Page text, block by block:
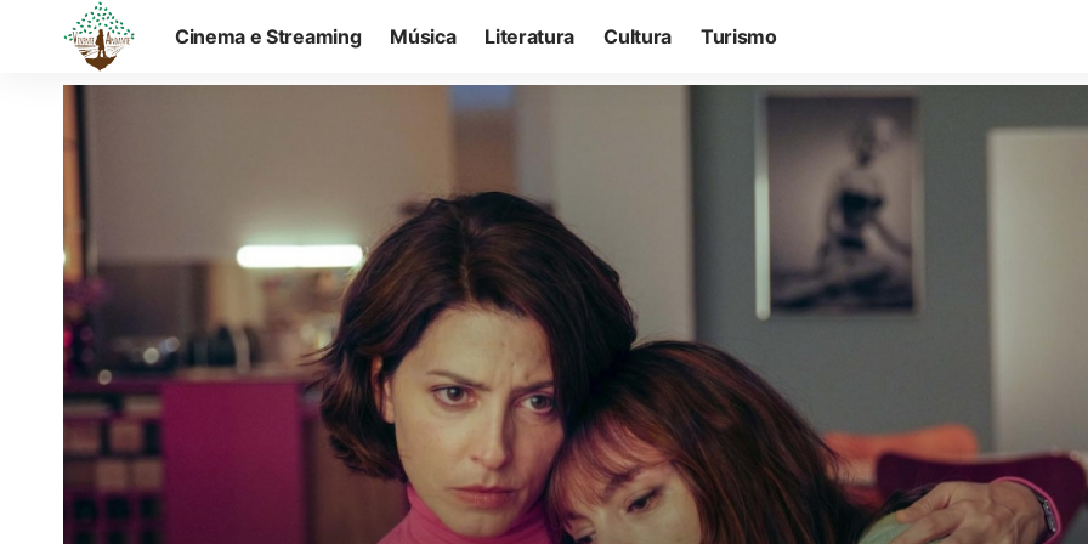
Cinema e Streaming Música Literatura Cultura Turismo